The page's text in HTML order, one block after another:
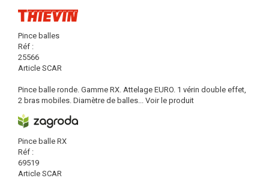
Pince balles
Réf :
25566
Article SCAR
Pince balle ronde. Gamme RX. Attelage EURO. 1 vérin double effet,
2 bras mobiles. Diamètre de balles... Voir le produit
Pince balle RX
Réf :
69519
Article SCAR